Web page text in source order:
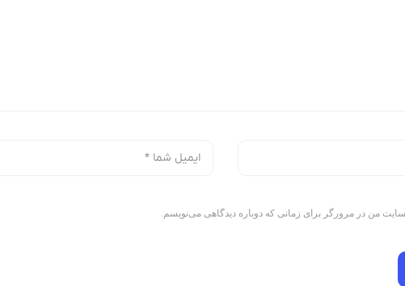
من در مرورگر برای زمانی که دوباره دیدگاهی می‌نویسم.